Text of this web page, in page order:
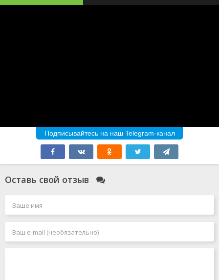
Подписывайтесь на наш Telegram-канал
Оставь свой отзыв